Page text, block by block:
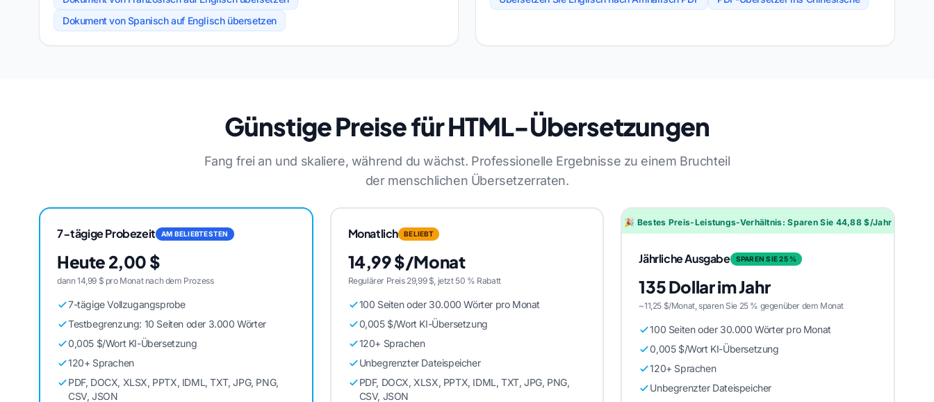
Dokument von Spanisch auf Englisch übersetzen
Günstige Preise für HTML-Übersetzungen
Fang frei an und skaliere, während du wächst. Professionelle Ergebnisse zu einem Bruchteil
der menschlichen Übersetzerraten.
7-tägige Probezeit AM BELIEBTESTEN
Heute 2,00 $
dann 14,99 $ pro Monat nach dem Prozess
7-tägige Vollzugangsprobe
Testbegrenzung: 10 Seiten oder 3.000 Wörter
0,005 $/Wort KI-Übersetzung
120+ Sprachen
PDF, DOCX, XLSX, PPTX, IDML, TXT, JPG, PNG,
CSV, JSON
Monatlich BELIEBT
14,99 $/Monat
Regulärer Preis 29,99 $, jetzt 50 % Rabatt
100 Seiten oder 30.000 Wörter pro Monat
0,005 $/Wort KI-Übersetzung
120+ Sprachen
Unbegrenzter Dateispeicher
PDF, DOCX, XLSX, PPTX, IDML, TXT, JPG, PNG,
CSV, JSON
🎉 Bestes Preis-Leistungs-Verhältnis: Sparen Sie 44,88 $/Jahr
Jährliche Ausgabe SPAREN SIE 25 %
135 Dollar im Jahr
~11,25 $/Monat, sparen Sie 25 % gegenüber dem Monat
100 Seiten oder 30.000 Wörter pro Monat
0,005 $/Wort KI-Übersetzung
120+ Sprachen
Unbegrenzter Dateispeicher